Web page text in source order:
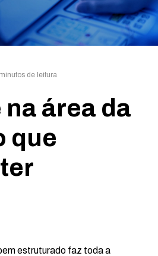
de leitura
área da
que
estruturado faz toda a